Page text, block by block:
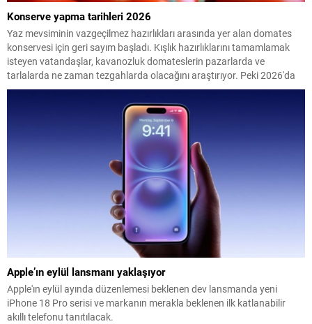
Konserve yapma tarihleri 2026
Yaz mevsiminin vazgeçilmez hazırlıkları arasında yer alan domates
konservesi için geri sayım başladı. Kışlık hazırlıklarını tamamlamak
isteyen vatandaşlar, kavanozluk domateslerin pazarlarda ve
tarlalarda ne zaman tezgahlarda olacağını araştırıyor. Peki 2026'da
konserve yapılacak domates ne zaman çıkacak? İşte en uygun
Apple’ın eylül lansmanı yaklaşıyor
Apple'ın eylül ayında düzenlemesi beklenen dev lansmanda yeni
iPhone 18 Pro serisi ve markanın merakla beklenen ilk katlanabilir
akıllı telefonu tanıtılacak.